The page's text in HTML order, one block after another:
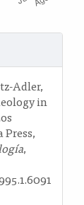
Adler,
in
,